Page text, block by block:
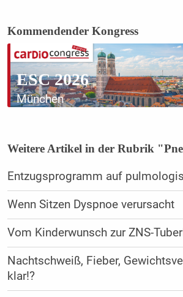
Kommendender Kongress
ESC 2026
München
Weitere Artikel in der Rubrik
Entzugsprogramm auf
Wenn Sitzen Dyspnoe verursacht
Vom Kinderwunsch zur ZNS-
Nachtschweiß, Fieber,
klar!?